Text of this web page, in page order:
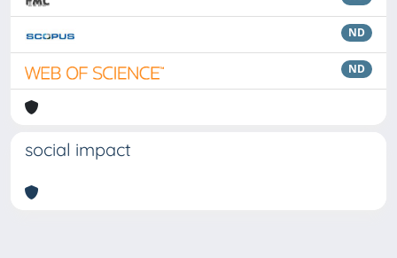
ND
ND
social impact